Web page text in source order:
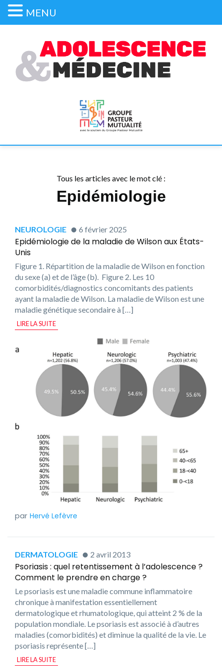
Tous les articles avec le mot clé :
Epidémiologie
NEUROLOGIE 6 février 2025
Epidémiologie de la maladie de Wilson aux États-
Unis
Figure 1. Répartition de la maladie de Wilson en fonction
du sexe (a) et de l’âge (b). Figure 2. Les 10
comorbidités/diagnostics concomitants des patients
ayant la maladie de Wilson. La maladie de Wilson est une
maladie génétique secondaire à […]
LIRE LA SUITE
Hervé Lefèvre
DERMATOLOGIE 2 avril 2013
Psoriasis : quel retentissement à l’adolescence ?
Comment le prendre en charge ?
Le psoriasis est une maladie commune inflammatoire
chronique à manifestation essentiellement
dermatologique et rhumatologique, qui atteint 2 % de la
population mondiale. Le psoriasis est associé à d’autres
maladies (comorbidités) et diminue la qualité de la vie. Le
psoriasis représente […]
LIRE LA SUITE
MENU